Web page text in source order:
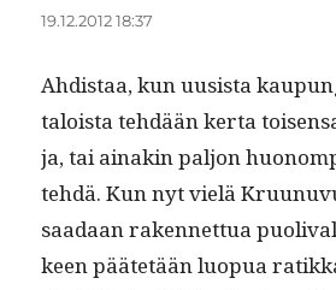
19.12.2012 18:37
Ahdis­taa, kun uusista
taloista tehdään ker­ta
ja, tai ainakin paljon
tehdä. Kun nyt vielä
saadaan raken­net­tua
keen päätetään luop­ua